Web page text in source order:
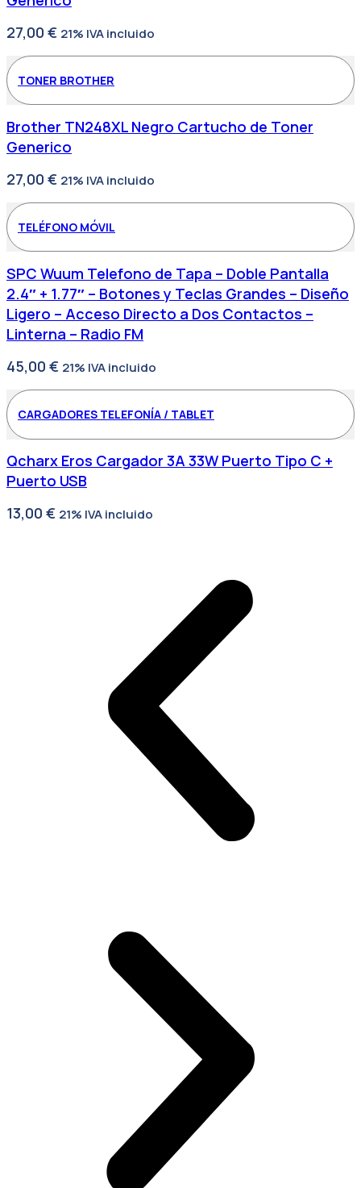
27,00 € 21% IVA incluido
TONER BROTHER
Brother TN248XL Negro Cartucho de Toner
Generico
27,00 € 21% IVA incluido
TELÉFONO MÓVIL
SPC Wuum Telefono de Tapa – Doble Pantalla
2.4″ + 1.77″ – Botones y Teclas Grandes – Diseño
Ligero – Acceso Directo a Dos Contactos –
Linterna – Radio FM
45,00 € 21% IVA incluido
CARGADORES TELEFONÍA / TABLET
Qcharx Eros Cargador 3A 33W Puerto Tipo C +
Puerto USB
13,00 € 21% IVA incluido